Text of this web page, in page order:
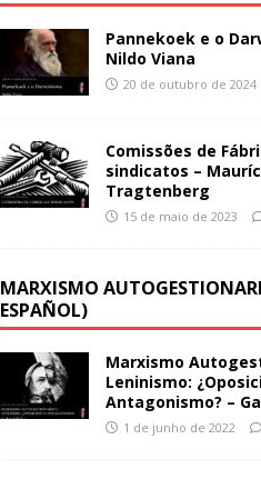
Pannekoek e o
Nildo Viana
20 de outubro de 2024
Comissões de
sindicatos –
Tragtenberg
15 de maio de 2023
MARXISMO
ESPAÑOL)
Marxismo
Leninismo:
Antagonismo? –
1 de junho de 2022